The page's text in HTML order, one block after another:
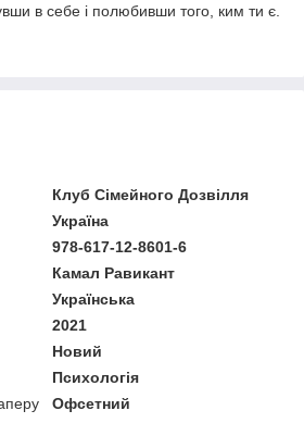
в себе і полюбивши того, ким ти є.
Клуб Сімейного Дозвілля
Україна
978-617-12-8601-6
Камал Равикант
Українська
2021
Новий
Психологія
Офсетний